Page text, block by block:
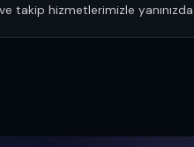
takip hizmetlerimizle